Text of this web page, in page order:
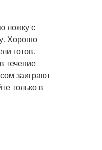
ложку с
Хорошо
готов.
течение
заиграют
только в